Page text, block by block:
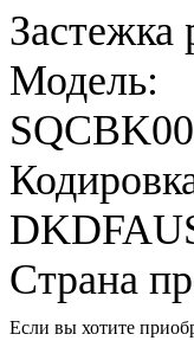
Модель:
Страна
Если вы хотите